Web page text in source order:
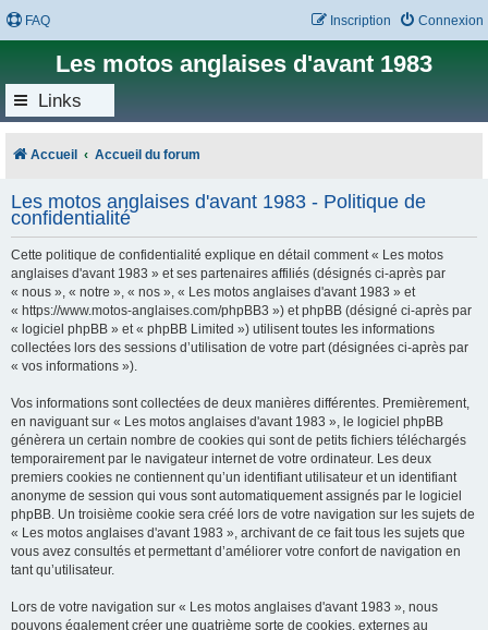
FAQ Connexion
Inscription
Les motos anglaises d'avant 1983
Links
Accueil Accueil du forum
Les motos anglaises d'avant 1983 - Politique de
confidentialité
Cette politique de confidentialité explique en détail comment « Les motos
anglaises d'avant 1983 » et ses partenaires affiliés (désignés ci-après par
« nous », « notre », « nos », « Les motos anglaises d'avant 1983 » et
« https://www.motos-anglaises.com/phpBB3 ») et phpBB (désigné ci-après par
« logiciel phpBB » et « phpBB Limited ») utilisent toutes les informations
collectées lors des sessions d’utilisation de votre part (désignées ci-après par
« vos informations »).
Vos informations sont collectées de deux manières différentes. Premièrement,
en naviguant sur « Les motos anglaises d'avant 1983 », le logiciel phpBB
génèrera un certain nombre de cookies qui sont de petits fichiers téléchargés
temporairement par le navigateur internet de votre ordinateur. Les deux
premiers cookies ne contiennent qu’un identifiant utilisateur et un identifiant
anonyme de session qui vous sont automatiquement assignés par le logiciel
phpBB. Un troisième cookie sera créé lors de votre navigation sur les sujets de
« Les motos anglaises d'avant 1983 », archivant de ce fait tous les sujets que
vous avez consultés et permettant d’améliorer votre confort de navigation en
tant qu’utilisateur.
Lors de votre navigation sur « Les motos anglaises d'avant 1983 », nous
pouvons également créer une quatrième sorte de cookies, externes au